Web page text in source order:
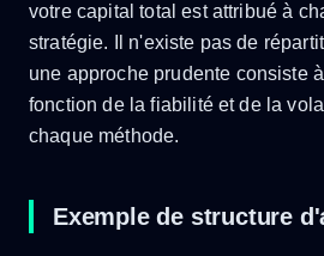
votre capital total est attribué à
stratégie. Il n'existe pas de
une approche prudente consiste
fonction de la fiabilité et de la
chaque méthode.
Exemple de structure